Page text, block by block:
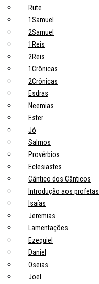
Rute
1Samuel
2Samuel
1Reis
2Reis
1Crônicas
2Crônicas
Esdras
Neemias
Ester
Jó
Salmos
Provérbios
Eclesiastes
Cântico dos Cânticos
Introdução aos profetas
Isaías
Jeremias
Lamentações
Ezequiel
Daniel
Oseias
Joel